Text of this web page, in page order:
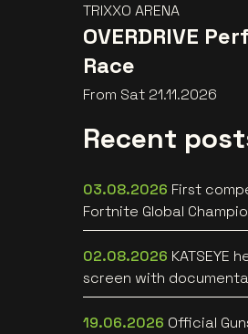
TRIXXO ARENA
OVERDRIVE
Race
From Sat 21.11.2026
Recent
03.08.2026 First
Fortnite Global
at Lotto Arena
02.08.2026 KATSEYE
screen with
[trailer]
19.06.2026 Official